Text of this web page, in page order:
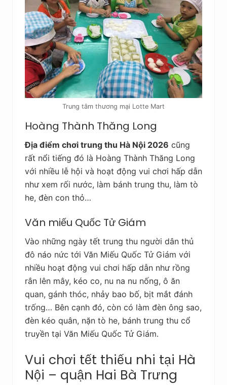
Trung tâm thương mại Lotte Mart
Hoàng Thành Thăng Long
Địa điểm chơi trung thu Hà Nội 2026 cũng
rất nổi tiếng đó là Hoàng Thành Thăng Long
với nhiều lễ hội và hoạt động vui chơi hấp dẫn
như xem rối nước, làm bánh trung thu, làm tò
he, đèn con thỏ…
Văn miếu Quốc Tử Giám
Vào những ngày tết trung thu người dân thủ
đô náo nức tới Văn Miếu Quốc Tử Giám với
nhiều hoạt động vui chơi hấp dẫn như rồng
rắn lên mây, kéo co, nu na nu nống, ô ăn
quan, gánh thóc, nhảy bao bố, bịt mắt đánh
trống… Bên cạnh đó, còn có làm đèn ông sao,
đèn kéo quân, nặn tò he, bánh trung thu cổ
truyền tại Văn Miếu Quốc Tử Giám.
Vui chơi tết thiếu nhi tại Hà
Nội – quận Hai Bà Trưng